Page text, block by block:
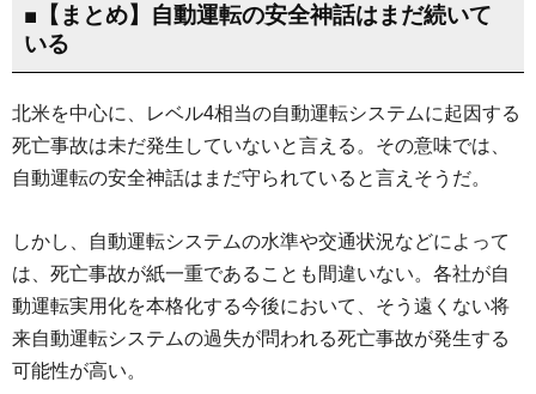
■【まとめ】自動運転の安全神話はまだ続いて
いる
北米を中心に、レベル4相当の自動運転システムに起因する
死亡事故は未だ発生していないと言える。その意味では、
自動運転の安全神話はまだ守られていると言えそうだ。
しかし、自動運転システムの水準や交通状況などによって
は、死亡事故が紙一重であることも間違いない。各社が自
動運転実用化を本格化する今後において、そう遠くない将
来自動運転システムの過失が問われる死亡事故が発生する
可能性が高い。